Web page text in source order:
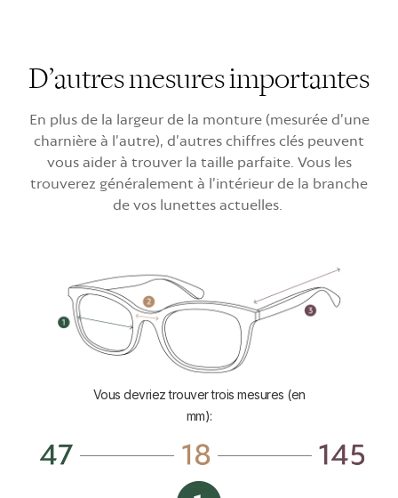
D’autres mesures importantes
En plus de la largeur de la monture (mesurée d’une
charnière à l’autre), d’autres chiffres clés peuvent
vous aider à trouver la taille parfaite. Vous les
trouverez généralement à l’intérieur de la branche
de vos lunettes actuelles.
Vous devriez trouver trois mesures (en
mm):